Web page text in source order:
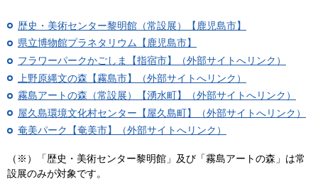
歴史・美術センター黎明館（常設展）【鹿児島市】
県立博物館プラネタリウム【鹿児島市】
フラワーパークかごしま【指宿市】（外部サイトへリンク）
上野原縄文の森【霧島市】（外部サイトへリンク）
霧島アートの森（常設展）【湧水町】（外部サイトへリンク）
屋久島環境文化村センター【屋久島町】（外部サイトへリンク）
奄美パーク【奄美市】（外部サイトへリンク）
（※）「歴史・美術センター黎明館」及び「霧島アートの森」は常
設展のみが対象です。